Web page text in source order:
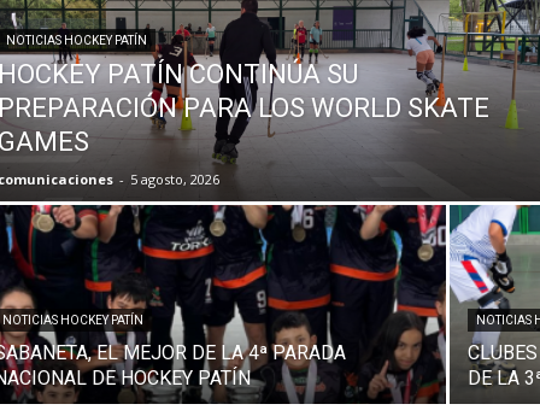
NOTICIAS HOCKEY PATÍN
PATÍN CONTINÚA SU
PARA LOS WORLD SKATE
- 5 agosto, 2026
NOTICIAS HOCKEY PATÍN
EL MEJOR DE LA 4ª PARADA
DE HOCKEY PATÍN
NOTICIAS
DE LA